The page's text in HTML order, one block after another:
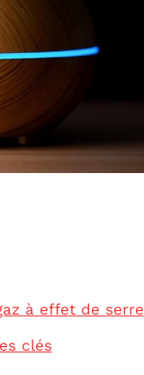
à effet de serre
clés